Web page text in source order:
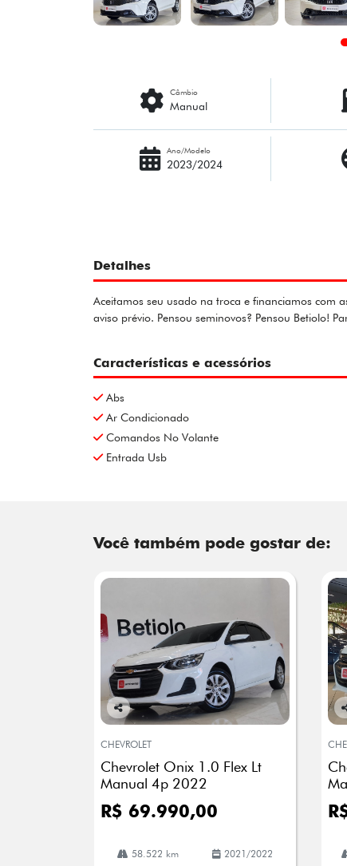
Câmbio
Manual
Ano/Modelo
2023/2024
Detalhes
Aceitamos seu usado na troca e financiamos com
aviso prévio. Pensou seminovos? Pensou Betiolo!
Características e acessórios
Abs
Ar Condicionado
Comandos No Volante
Entrada Usb
Você também pode gostar de:
Co
arti
lhe
CHEVROLET
Chevrolet Onix 1.0 Flex Lt
Manual 4p 2022
R$ 69.990,00
58.522 km 2021/2022